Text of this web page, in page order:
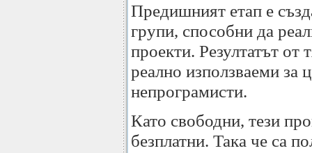
Предишният етап е
групи, способни да
проекти. Резултатът от
реално използваеми за
непрограмисти.
Като свободни, тези
безплатни. Така че са